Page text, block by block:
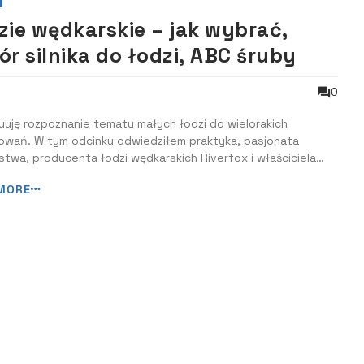
wędkarskie – jak wybrać,
silnika do łodzi, ABC śruby
0
rozpoznanie tematu małych łodzi do wielorakich
W tym odcinku odwiedziłem praktyka, pasjonata
producenta łodzi wędkarskich Riverfox i właściciela
Grudziądza. (nawiasem mówiąc wiedzieliście, że lisy